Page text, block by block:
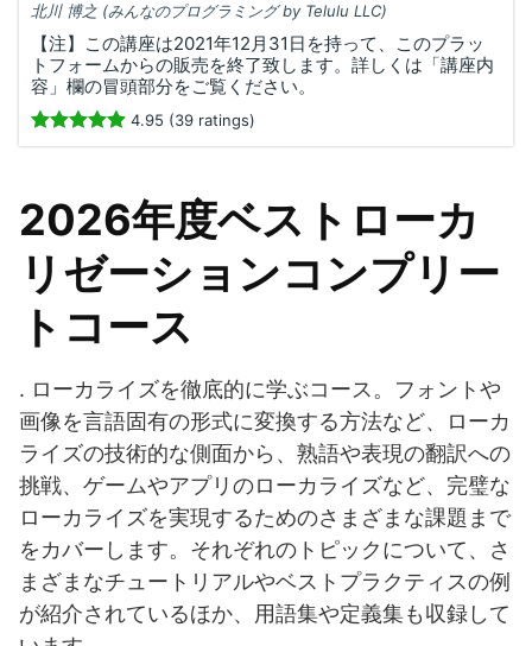
北川 博之 (みんなのプログラミング by Telulu LLC)
【注】この講座は2021年12月31日を持って、このプラッ
トフォームからの販売を終了致します。詳しくは「講座内
容」欄の冒頭部分をご覧ください。
4.95 (39 ratings)
2026年度ベストローカ
リゼーションコンプリー
トコース
. ローカライズを徹底的に学ぶコース。フォントや
画像を言語固有の形式に変換する方法など、ローカ
ライズの技術的な側面から、熟語や表現の翻訳への
挑戦、ゲームやアプリのローカライズなど、完璧な
ローカライズを実現するためのさまざまな課題まで
をカバーします。それぞれのトピックについて、さ
まざまなチュートリアルやベストプラクティスの例
が紹介されているほか、用語集や定義集も収録して